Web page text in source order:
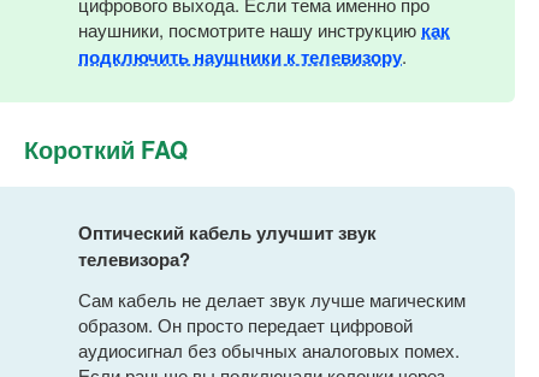
наушники, посмотрите нашу инструкцию как
подключить наушники к телевизору.
Короткий FAQ
Оптический кабель улучшит звук
телевизора?
Сам кабель не делает звук лучше магическим
образом. Он просто передает цифровой
аудиосигнал без обычных аналоговых помех.